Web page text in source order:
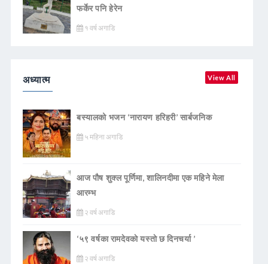
फर्केर पनि हेरेन
१ वर्ष अगाडि
अध्यात्म View All
बस्यालको भजन ‘नारायण हरिहरी’ सार्बजनिक
५ महिना अगाडि
आज पौष शुक्ल पूर्णिमा, शालिनदीमा एक महिने मेला
आरम्भ
२ वर्ष अगाडि
‘५९ वर्षका रामदेवकाे यस्ताे छ दिनचर्या ’
२ वर्ष अगाडि